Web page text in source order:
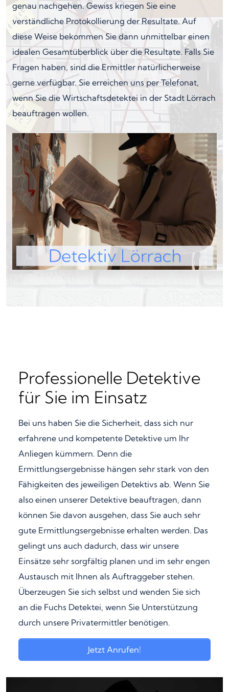
genau nachgehen. Gewiss kriegen Sie eine
verständliche Protokollierung der Resultate. Auf
diese Weise bekommen Sie dann unmittelbar einen
idealen Gesamtüberblick über die Resultate. Falls Sie
Fragen haben, sind die Ermittler natürlicherweise
gerne verfügbar. Sie erreichen uns per Telefonat,
wenn Sie die Wirtschaftsdetektei in der Stadt Lörrach
beauftragen wollen.
Professionelle Detektive
für Sie im Einsatz
Bei uns haben Sie die Sicherheit, dass sich nur
erfahrene und kompetente Detektive um Ihr
Anliegen kümmern. Denn die
Ermittlungsergebnisse hängen sehr stark von den
Fähigkeiten des jeweiligen Detektivs ab. Wenn Sie
also einen unserer Detektive beauftragen, dann
können Sie davon ausgehen, dass Sie auch sehr
gute Ermittlungsergebnisse erhalten werden. Das
gelingt uns auch dadurch, dass wir unsere
Einsätze sehr sorgfältig planen und im sehr engen
Austausch mit Ihnen als Auftraggeber stehen.
Überzeugen Sie sich selbst und wenden Sie sich
an die Fuchs Detektei, wenn Sie Unterstützung
durch unsere Privatermittler benötigen.
Jetzt Anrufen!